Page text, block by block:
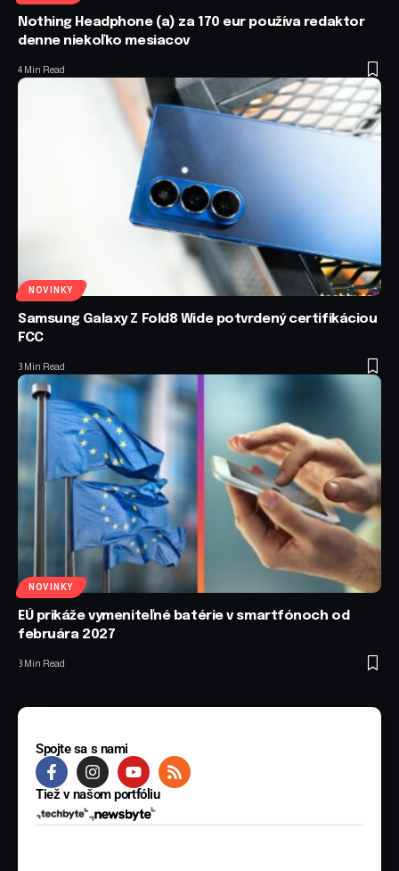
Nothing Headphone (a) za 170 eur používa redaktor
denne niekoľko mesiacov
4 Min Read
NOVINKY
Samsung Galaxy Z Fold8 Wide potvrdený certifikáciou
FCC
3 Min Read
NOVINKY
EÚ prikáže vymeniteľné batérie v smartfónoch od
februára 2027
3 Min Read
Spojte sa s nami
Tiež v našom portfóliu